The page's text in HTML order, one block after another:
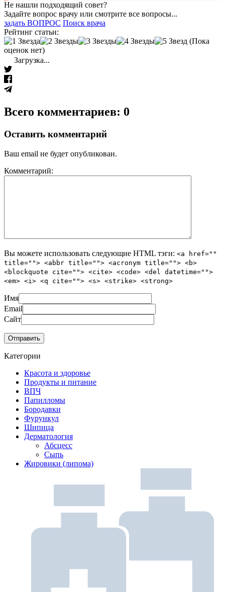
Не нашли подходящий совет?
Задайте вопрос врачу или смотрите все вопросы...
задать ВОПРОС Поиск врача
Рейтинг статьи:
(Пока
оценок нет)
Загрузка...
Всего комментариев: 0
Оставить комментарий
Ваш email не будет опубликован.
Комментарий:
Вы можете использовать следующие HTML тэги: <a href=""
title=""> <abbr title=""> <acronym title=""> <b>
<blockquote cite=""> <cite> <code> <del datetime="">
<em> <i> <q cite=""> <s> <strike> <strong>
Имя
Email
Сайт
Категории
Красота и здоровье
Продукты и питание
ВПЧ
Папилломы
Бородавки
Фурункул
Шипица
Дерматология
Абсцесс
Сыпь
Жировики (липома)